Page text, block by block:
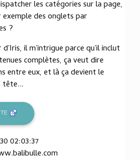
les catégories sur la page,
des onglets par
?
d'Iris, il m'intrigue parce qu'il inclut
complètes, ça veut dire
entre eux, et là ça devient le
tête...
02:03:37